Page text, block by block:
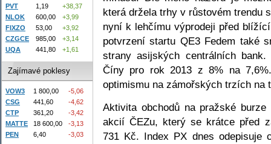
která držela trhy v růstovém trendu
nyní k lehčímu výprodeji před
potvrzení startu QE3 Fedem také
strany asijských centrálních
Číny pro rok 2013 z 8% na
optimismu na zámořských trzích na
Aktivita obchodů na pražské
akcií ČEZu, který se krátce před
731 Kč. Index PX dnes odepisuje
PVT 1,19
+38,37
NLOK
600,00
+3,99
FIXZO
53,00
+3,92
CZGCE
985,00
+3,14
UQA
441,80 +1,61
Zajímavé poklesy
VOW3 1 800,00
-5,06
CSG
441,60
-4,62
CTP
361,20
-3,42
MATTE
18 600,00
-3,13
PEN
6,40 -3,03